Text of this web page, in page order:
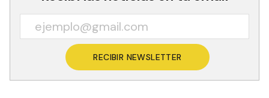
RECIBIR NEWSLETTER